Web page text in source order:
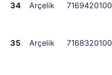
34
Arçelik 7169420100
35
Arçelik 7168320100